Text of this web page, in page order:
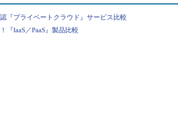
『プライベートクラウド』サービス比較
『IaaS／PaaS』製品比較